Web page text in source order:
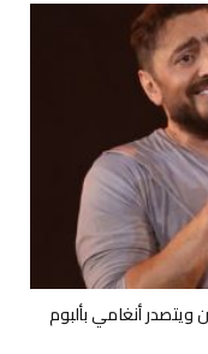
يومين ويتصدر أنغامي بألبوم